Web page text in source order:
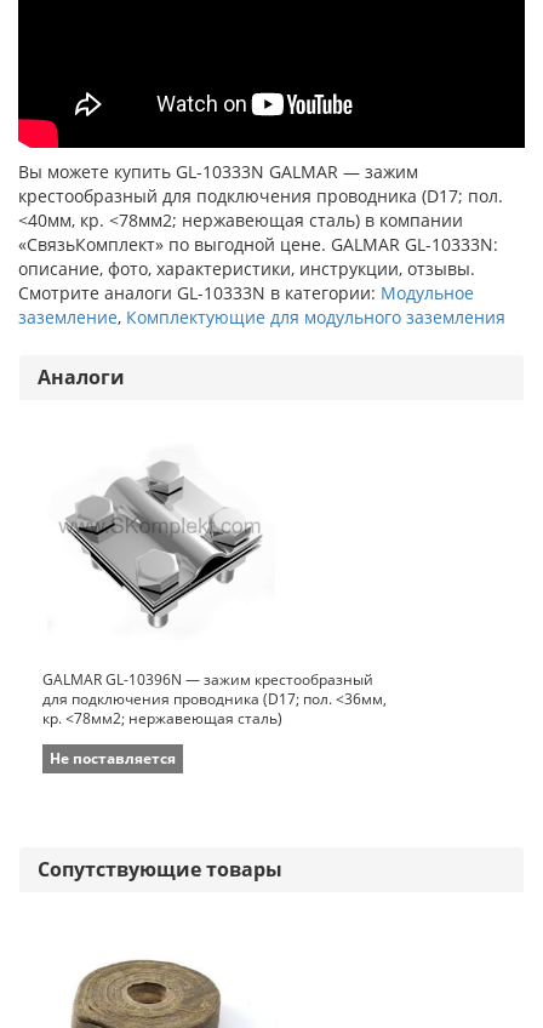
Вы можете купить GL-10333N GALMAR — зажим
крестообразный для подключения проводника (D17; пол.
<40мм, кр. <78мм2; нержавеющая сталь) в компании
«СвязьКомплект» по выгодной цене. GALMAR GL-10333N:
описание, фото, характеристики, инструкции, отзывы.
Смотрите аналоги GL-10333N в категории: Модульное
заземление, Комплектующие для модульного заземления
Аналоги
GALMAR GL-10396N — зажим крестообразный
для подключения проводника (D17; пол. <36мм,
кр. <78мм2; нержавеющая сталь)
Не поставляется
Сопутствующие товары